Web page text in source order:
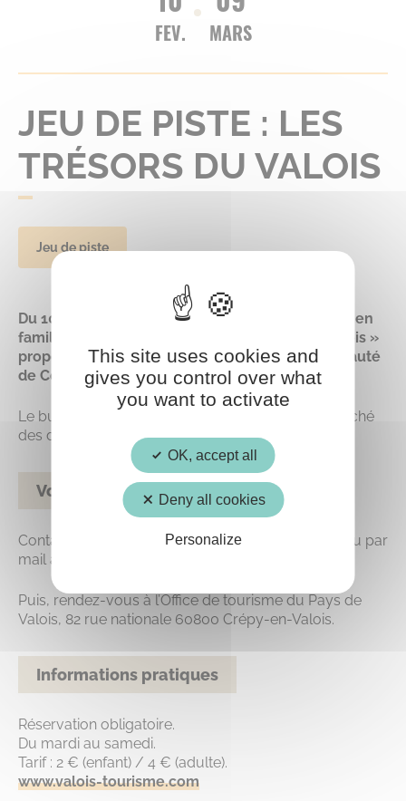
FEV. MARS
JEU DE PISTE : LES
TRÉSORS DU VALOIS
Jeu de piste
Du 10 février au 9 mars 2024, partez à l’aventure en
famille avec le jeu de piste « Les trésors du Valois »
proposé par l’Office de Tourisme de la Communauté
de Communes du Pays de Valois.
Le but du jeu : découvrir où se trouve le trésor caché
des derniers comtes de Valois !
Vous voulez tenter l’aventure ?
Contactez l’Office de tourisme au 03 44 59 03 97 ou par
mail à
Puis, rendez-vous à l’Office de tourisme du Pays de
Valois, 82 rue nationale 60800 Crépy-en-Valois.
Informations pratiques
Réservation obligatoire.
Du mardi au samedi.
Tarif : 2 € (enfant) / 4 € (adulte).
www.valois-tourisme.com
This site uses cookies and
gives you control over what
you want to activate
OK, accept all
Deny all cookies
Personalize